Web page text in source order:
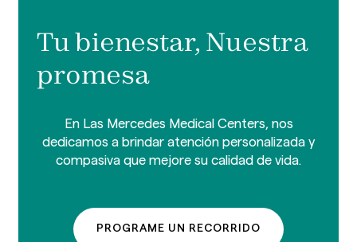
Tu bienestar, Nuestra
promesa
En Las Mercedes Medical Centers, nos
dedicamos a brindar atención personalizada y
compasiva que mejore su calidad de vida.
PROGRAME UN RECORRIDO